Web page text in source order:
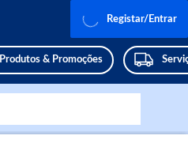
Produtos & Promoções
Registar/Entrar